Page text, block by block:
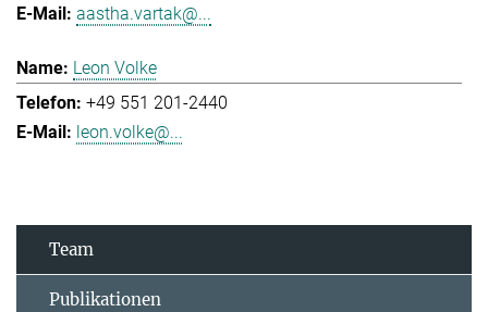
aastha.vartak@...
Leon Volke
+49 551 201-2440
leon.volke@...
Team
Publikationen